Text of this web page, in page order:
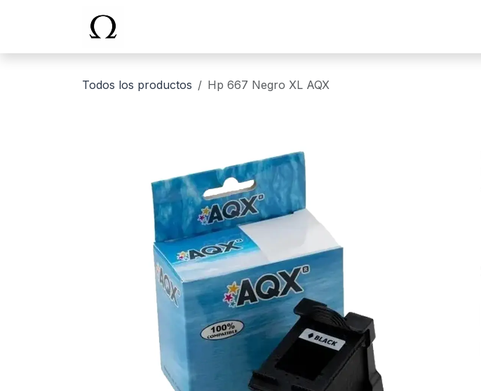
Todos los productos Hp 667 Negro XL AQX